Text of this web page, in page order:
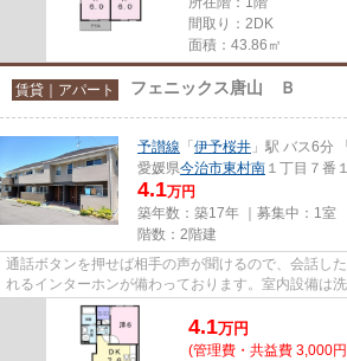
間取り：2DK
面積：43.86㎡
賃貸｜アパート フェニックス唐山 Ｂ
予讃線 「 伊予桜井 」駅 バス6分
愛媛県今治市東村南 １丁目７番
4.1万円
築年数：築17年 ｜募集中： 1室
階数：2階建
通話ボタンを押せば相手の声が聞けるので、会話し
れるインターホンが備わっております。室内設備は
充実した設備を備え付けてい...
4.1万円
(管理費・共益費 3,000